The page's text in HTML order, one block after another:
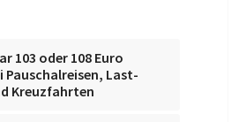
103 oder 108 Euro
Pauschalreisen, Last-
Kreuzfahrten